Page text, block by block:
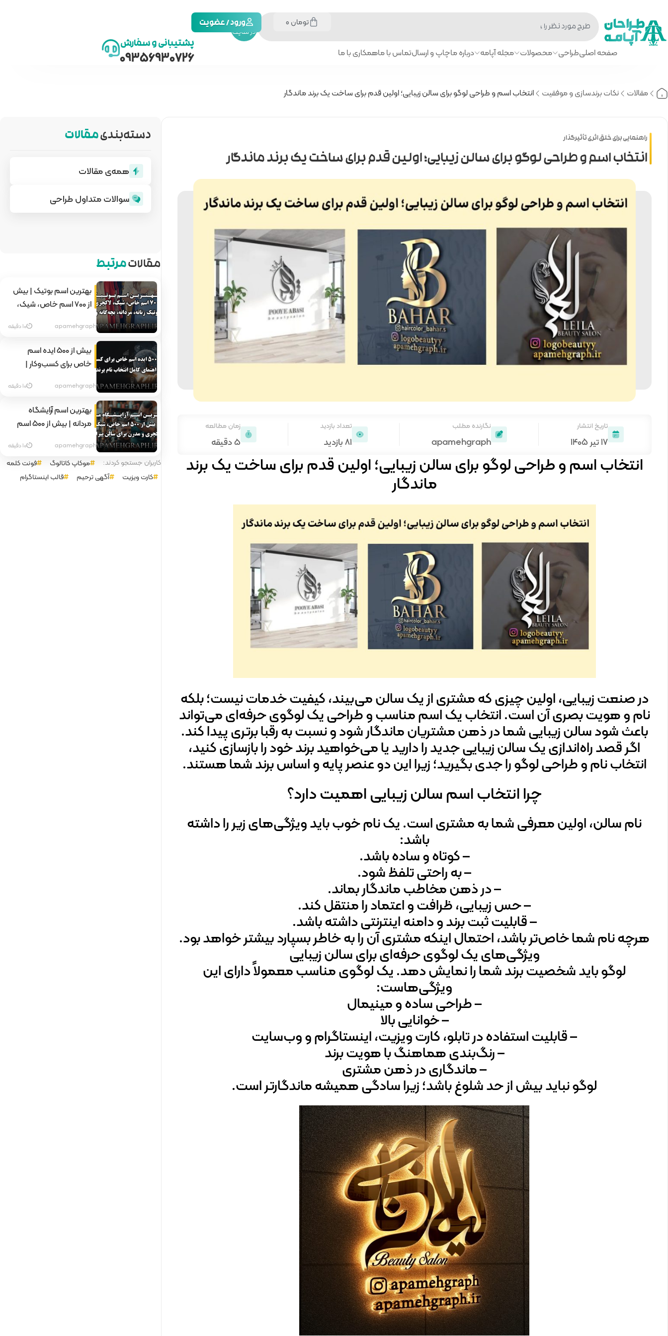
جستجو
در سایت
تومان ورود / عضویت
صفحه اصلیطراحی محصولات مجله آپامه درباره ماچاپ و ارسالتماس با ماهمکاری با ما
پشتیبانی و سفارش
09356930726
مقالات نکات برندسازی و موفقیت انتخاب اسم و طراحی لوگو برای سالن زیبایی؛ اولین قدم برای ساخت یک برند ماندگار
انتخاب اسم و طراحی لوگو برای سالن زیبایی؛ اولین قدم برای ساخت یک برند ماندگار
راهنمایی برای خلق اثری تأثیرگذار
تاریخ انتشار
۱۷ تیر ۱۴۰۵
نگارنده مطلب
apamehgraph
تعداد بازدید
81 بازدید
زمان مطالعه
5 دقیقه
انتخاب اسم و طراحی لوگو برای سالن زیبایی؛ اولین قدم برای ساخت یک برند
ماندگار
در صنعت زیبایی، اولین چیزی که مشتری از یک سالن می‌بیند، کیفیت خدمات نیست؛ بلکه
نام و هویت بصری آن است. انتخاب یک اسم مناسب و طراحی یک لوگوی حرفه‌ای می‌تواند
باعث شود سالن زیبایی شما در ذهن مشتریان ماندگار شود و نسبت به رقبا برتری پیدا کند.
اگر قصد راه‌اندازی یک سالن زیبایی جدید را دارید یا می‌خواهید برند خود را بازسازی کنید،
انتخاب نام و طراحی لوگو را جدی بگیرید؛ زیرا این دو عنصر پایه و اساس برند شما هستند.
چرا انتخاب اسم سالن زیبایی اهمیت دارد؟
نام سالن، اولین معرفی شما به مشتری است. یک نام خوب باید ویژگی‌های زیر را داشته
باشد:
– کوتاه و ساده باشد.
– به راحتی تلفظ شود.
– در ذهن مخاطب ماندگار بماند.
– حس زیبایی، ظرافت و اعتماد را منتقل کند.
– قابلیت ثبت برند و دامنه اینترنتی داشته باشد.
هرچه نام شما خاص‌تر باشد، احتمال اینکه مشتری آن را به خاطر بسپارد بیشتر خواهد بود.
ویژگی‌های یک لوگوی حرفه‌ای برای سالن زیبایی
لوگو باید شخصیت برند شما را نمایش دهد. یک لوگوی مناسب معمولاً دارای این
ویژگی‌هاست:
– طراحی ساده و مینیمال
– خوانایی بالا
– قابلیت استفاده در تابلو، کارت ویزیت، اینستاگرام و وب‌سایت
– رنگ‌بندی هماهنگ با هویت برند
– ماندگاری در ذهن مشتری
لوگو نباید بیش از حد شلوغ باشد؛ زیرا سادگی همیشه ماندگارتر است.
دسته‌بندیمقالات
همه‌ی مقالات
سوالات متداول طراحی
مقالاتمرتبط
بهترین اسم بوتیک | بیش
از ۷۰۰ اسم خاص، شیک،
زنانه، مردانه، بچه‌گانه و
آنلاین
apamehgraph 10 دقیقه
بیش از ۵۰۰ ایده اسم
خاص برای کسب‌وکار |
برند
apamehgraph 10 دقیقه
بهترین اسم آرایشگاه
مردانه | بیش از ۵۰۰ اسم
مدرن برای سالن پیرایش
apamehgraph 10 دقیقه
کاربران جستجو کردند: موکاپ کاتالوگ
فونت کلمه
کارت ویزیت
آگهی ترحیم قالب اینستاگرام